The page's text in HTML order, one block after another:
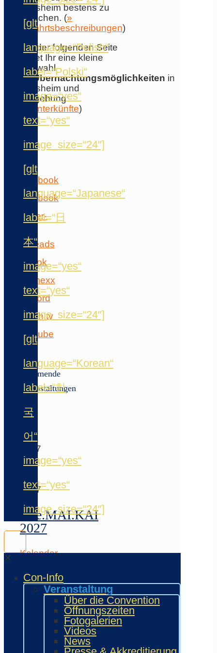
[glt
language=“Polish“
label=“Polski“
image=“yes“
text=“yes“
image_size=“24″]
[glt
language=“Japanese“
label=“日
本“
image=“yes“
text=“yes“
image_size=“24″]
[glt
language=“Korean“
label=“한
국
어“
image=“yes“
text=“yes“
image_size=“24″]
✕
Con-Info
Veranstaltung
Über die Convention
Öffnungszeiten
Fotogalerien
Videos
News
Flörsheim bestens zu
erreichen. (»
Anfahrtsbeschreibungen)
Auf der folgenden Seite
findet Ihr eine kleine
Auswahl
anÜbernachtungsmöglichkeiten in
Flörsheim und
Umgebung:
» Unterkünfte)
Folge
auf
Kommende
Veranstaltungen
Juni
5
Juni
2027
6.
Juni
2027
Wie.MAI.KAI
2027
Kalender
Weitere
Japan-